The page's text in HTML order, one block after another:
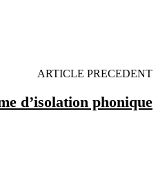
ARTICLE PRECEDENT
d’isolation phonique